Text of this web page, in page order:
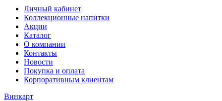
Личный кабинет
Коллекционные напитки
Акции
Каталог
О компании
Контакты
Новости
Покупка и оплата
Корпоративным клиентам
Винкарт